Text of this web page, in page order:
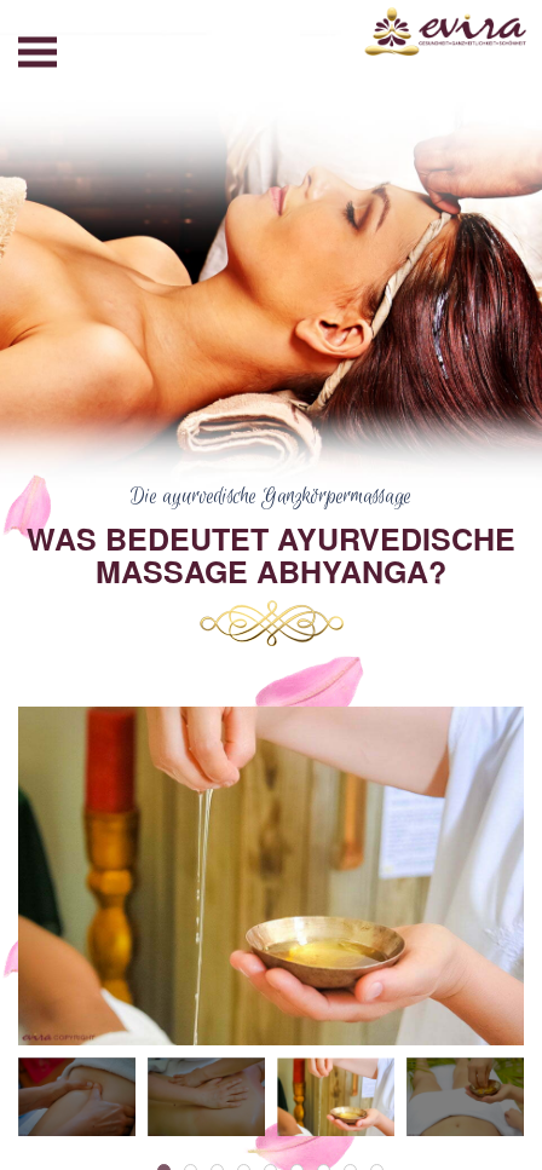
Die ayurvedische Ganzkörpermassage
WAS BEDEUTET AYURVEDISCHE
MASSAGE ABHYANGA?